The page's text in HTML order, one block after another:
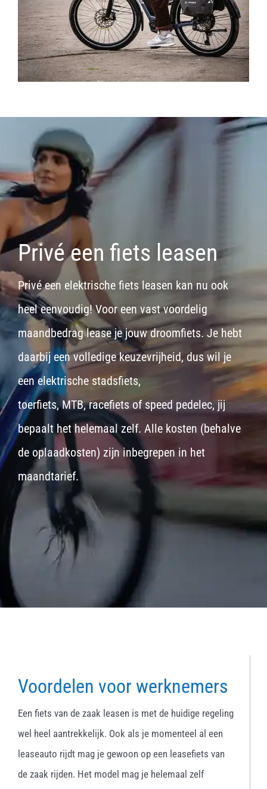
Privé een fiets leasen
Privé een elektrische fiets leasen kan nu ook
heel eenvoudig! Voor een vast voordelig
maandbedrag lease je jouw droomfiets. Je hebt
daarbij een volledige keuzevrijheid, dus wil je
eenelektrische stadsfiets,
toerfiets,MTB,racefietsof speed pedelec, jij
bepaalt het helemaal zelf. Alle kosten (behalve
de oplaadkosten) zijn inbegrepen in het
maandtarief.
Voordelen voor werknemers
Een fiets van de zaak leasen is met de huidige regeling
wel heel aantrekkelijk. Ook als je momenteel al een
leaseauto rijdt mag je gewoon op een leasefiets van
de zaak rijden. Het model mag je helemaal zelf